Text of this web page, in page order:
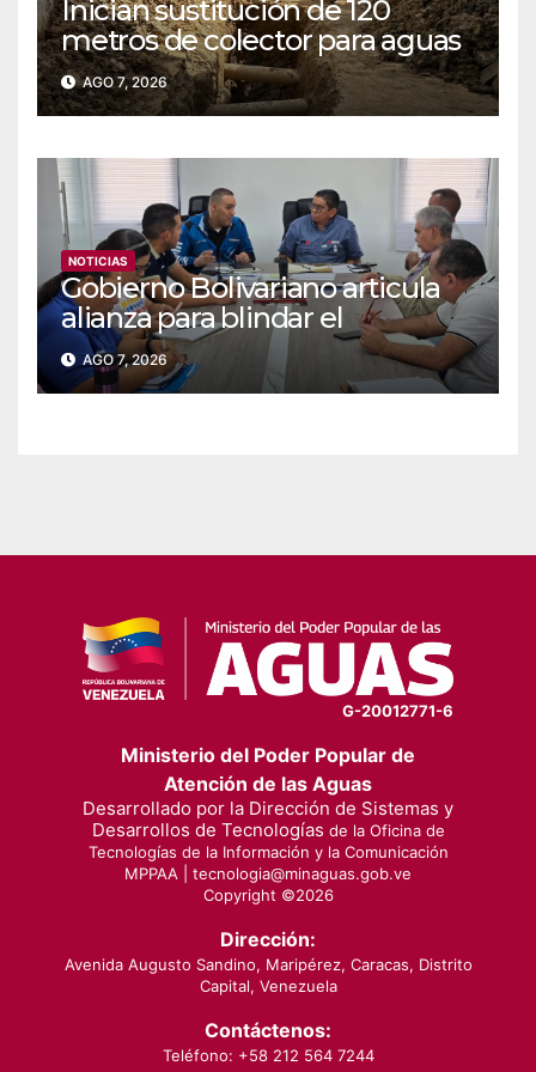
Inician sustitución de 120
metros de colector para aguas
servidas en Coche
AGO 7, 2026
NOTICIAS
Gobierno Bolivariano articula
alianza para blindar el
suministro de agua y
electricidad en Falcón
AGO 7, 2026
G-20012771-6
Ministerio del Poder Popular de
Atención de las Aguas
Desarrollado por la Dirección de Sistemas y
Desarrollos de Tecnologías de la Oficina de
Tecnologías de la Información y la Comunicación
MPPAA | tecnologia@minaguas.gob.ve
Copyright ©2026
Dirección:
Avenida Augusto Sandino, Maripérez, Caracas, Distrito
Capital, Venezuela
Contáctenos:
Teléfono: +58 212 564 7244